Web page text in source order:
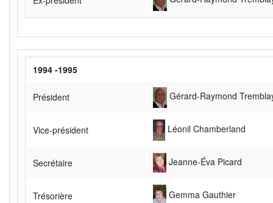
1994 -1995
Président Gérard-Raymond
Vice-président Léonil Chamberland
Secrétaire Jeanne-Éva Picard
Trésorière Gemma Gauthier